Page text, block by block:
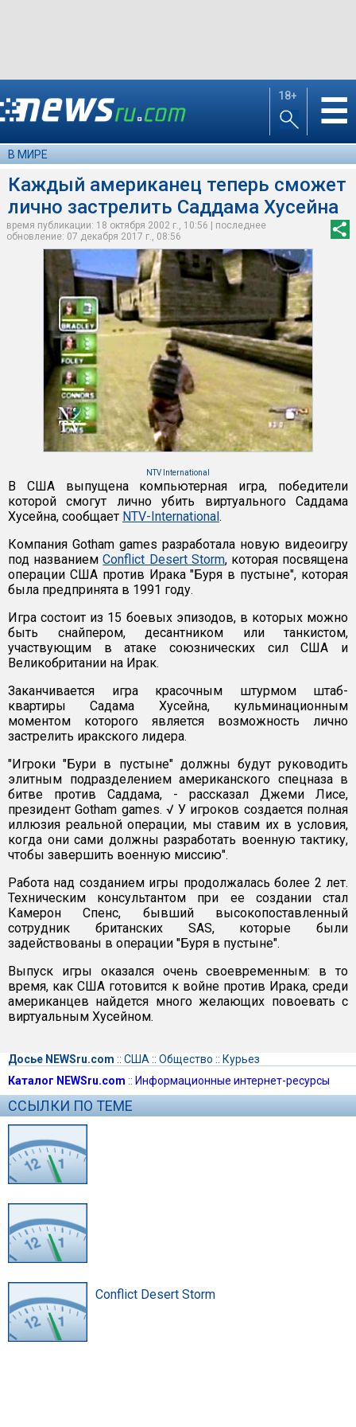
18+ ☰
В МИРЕ
Каждый американец теперь сможет
лично застрелить Саддама Хусейна
время публикации: 18 октября 2002 г., 10:56 | последнее
обновление: 07 декабря 2017 г., 08:56
NTV International
В США выпущена компьютерная игра, победители
которой смогут лично убить виртуального Саддама
Хусейна, сообщает NTV-International.
Компания Gotham games разработала новую видеоигру
под названиемConflict Desert Storm, которая посвящена
операции США против Ирака "Буря в пустыне", которая
была предпринята в 1991 году.
Игра состоит из 15 боевых эпизодов, в которых можно
быть снайпером, десантником или танкистом,
участвующим в атаке союзнических сил США и
Великобритании на Ирак.
Заканчивается игра красочным штурмом штаб-
квартиры Садама Хусейна, кульминационным
моментом которого является возможность лично
застрелить иракского лидера.
"Игроки "Бури в пустыне" должны будут руководить
элитным подразделением американского спецназа в
битве против Саддама, - рассказал Джеми Лисе,
президент Gotham games. √ У игроков создается полная
иллюзия реальной операции, мы ставим их в условия,
когда они сами должны разработать военную тактику,
чтобы завершить военную миссию".
Работа над созданием игры продолжалась более 2 лет.
Техническим консультантом при ее создании стал
Камерон Спенс, бывший высокопоставленный
сотрудник британских SAS, которые были
задействованы в операции "Буря в пустыне".
Выпуск игры оказался очень своевременным: в то
время, как США готовится к войне против Ирака, среди
американцев найдется много желающих повоевать с
виртуальным Хусейном.
Досье NEWSru.com :: США :: Общество :: Курьез
Каталог NEWSru.com :: Информационные интернет-ресурсы
ССЫЛКИ ПО ТЕМЕ
Conflict Desert Storm